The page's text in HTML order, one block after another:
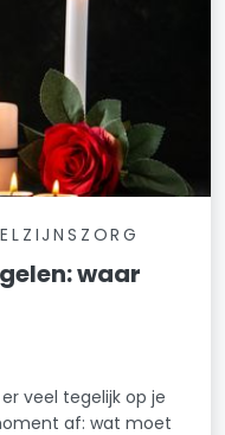
waar
veel tegelijk op je
af: wat moet